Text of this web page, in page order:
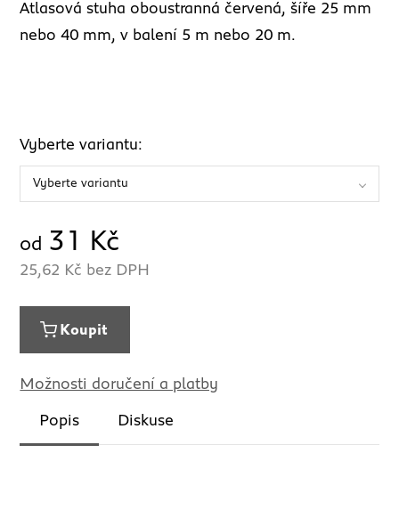
Atlasová stuha oboustranná červená, šíře 25 mm
nebo 40 mm, v balení 5 m nebo 20 m.
Vyberte variantu:
Vyberte variantu
od 31 Kč
25,62 Kč bez DPH
Koupit
Možnosti doručení a platby
Popis Diskuse